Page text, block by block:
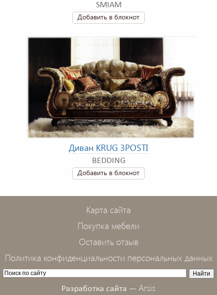
SMIAM
Добавить в блокнот
Диван KRUG 3POSTI
BEDDING
Добавить в блокнот
Карта сайта
Покупка мебели
Оставить отзыв
Политика конфиденциальности персональных данных
Разработка сайта — Arsis